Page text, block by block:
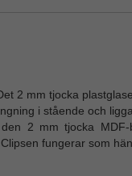
2 mm tjocka
i stående och
2 mm tjocka MDF-
fungerar som